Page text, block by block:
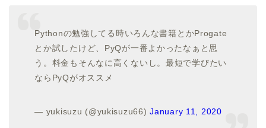
Pythonの勉強してる時いろんな書籍とかProgate
とか試したけど、PyQが一番よかったなぁと思
う。料金もそんなに高くないし。最短で学びたい
ならPyQがオススメ
— yukisuzu (@yukisuzu66)January 11, 2020